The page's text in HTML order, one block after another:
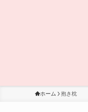
ホーム 抱き枕